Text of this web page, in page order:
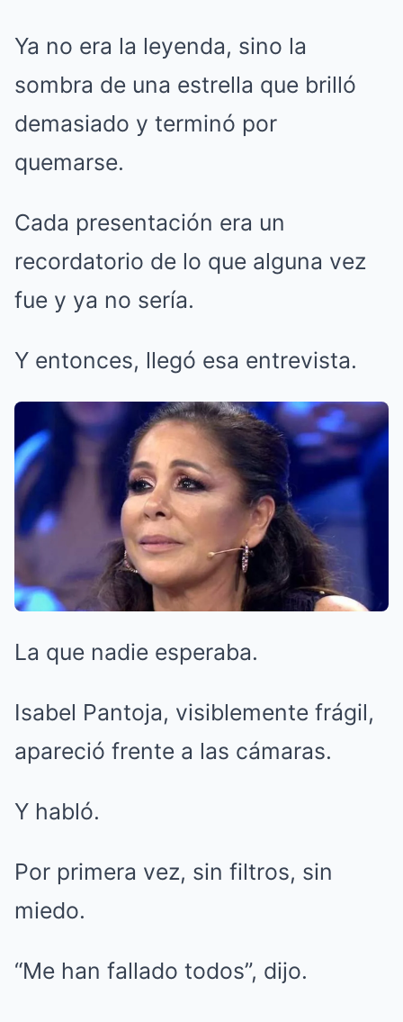
Ya no era la leyenda, sino la
sombra de una estrella que brilló
demasiado y terminó por
quemarse.
Cada presentación era un
recordatorio de lo que alguna vez
fue y ya no sería.
Y entonces, llegó esa entrevista.
La que nadie esperaba.
Isabel Pantoja, visiblemente frágil,
apareció frente a las cámaras.
Y habló.
Por primera vez, sin filtros, sin
miedo.
“Me han fallado todos”, dijo.